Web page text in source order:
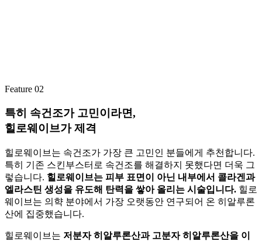
Feature 02
특히 속건조가 고민이라면,
힐로웨이브가 제격
힐로웨이브는 속건조가 가장 큰 고민인 분들에게 추천합니다.
특히 기존 스킨부스터로 속건조를 해결하지 못했다면 더욱 그
렇습니다. 힐로웨이브는 피부 표면이 아닌 내부에서 콜라겐과
엘라스틴 생성을 유도해 탄력을 쌓아 올리는 시술입니다. 힐로
웨이브는 의햑 분야에서 가장 오랫동안 연구되어 온 히알루론
산에 집중했습니다.
힐로웨이브는 저분자 히알루론산과 고분자 히알루론산을 이